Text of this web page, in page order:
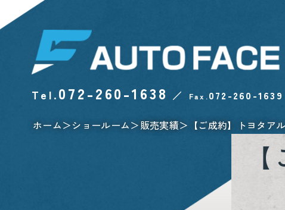
Tel.072-260-1638 ／ Fax. 072-260-1639
ホーム ショールーム 販売実績 【ご成約】トヨタア